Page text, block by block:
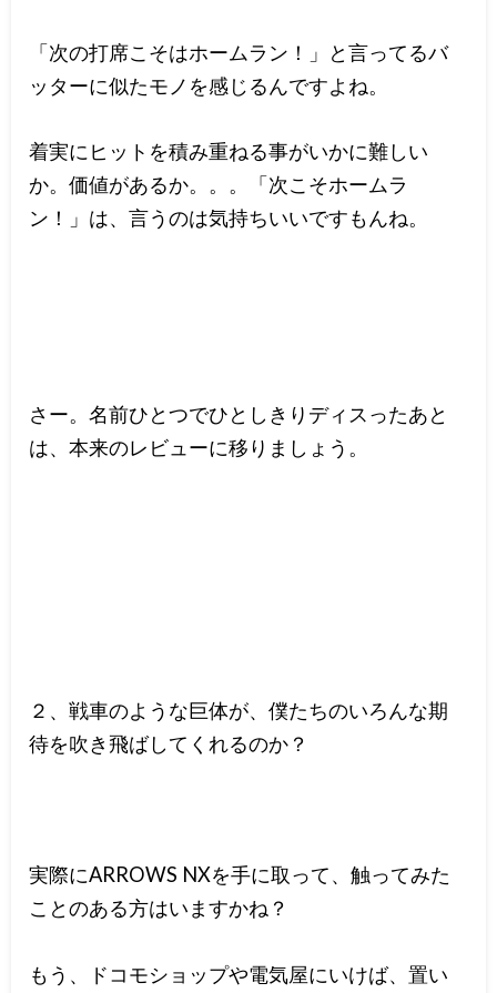
「次の打席こそはホームラン！」と言ってるバ
ッターに似たモノを感じるんですよね。
着実にヒットを積み重ねる事がいかに難しい
か。価値があるか。。。「次こそホームラ
ン！」は、言うのは気持ちいいですもんね。
さー。名前ひとつでひとしきりディスったあと
は、本来のレビューに移りましょう。
２、戦車のような巨体が、僕たちのいろんな期
待を吹き飛ばしてくれるのか？
実際にARROWS NXを手に取って、触ってみた
ことのある方はいますかね？
もう、ドコモショップや電気屋にいけば、置い